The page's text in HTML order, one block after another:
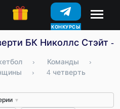
КОНКУРСЫ
БК Николлс
› Команды
›
› 4 четверть
▼